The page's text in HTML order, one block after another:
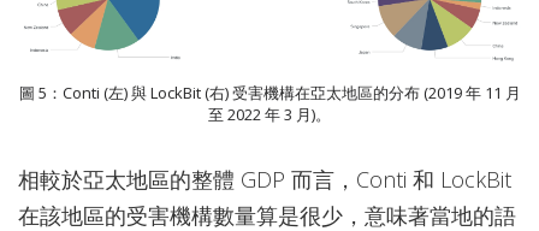
圖 5：Conti (左) 與 LockBit (右) 受害機構在亞太地區的分布 (2019 年 11 月
至 2022 年 3 月)。
相較於亞太地區的整體 GDP 而言，Conti 和 LockBit
在該地區的受害機構數量算是很少，意味著當地的語